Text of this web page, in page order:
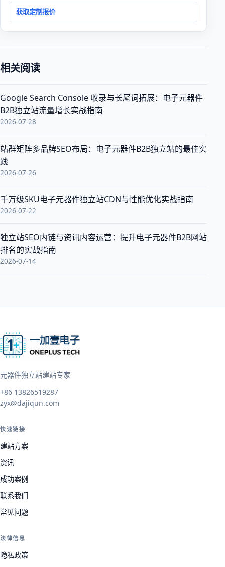
获取定制报价
相关阅读
Google Search Console 收录与长尾词拓展：电子元器件
B2B独立站流量增长实战指南
2026-07-28
站群矩阵多品牌SEO布局：电子元器件B2B独立站的最佳实
践
2026-07-26
千万级SKU电子元器件独立站CDN与性能优化实战指南
2026-07-22
独立站SEO内链与资讯内容运营：提升电子元器件B2B网站
排名的实战指南
2026-07-14
元器件独立站建站专家
+86 13826519287
zyx@dajiqun.com
快速链接
建站方案
资讯
成功案例
联系我们
常见问题
法律信息
隐私政策